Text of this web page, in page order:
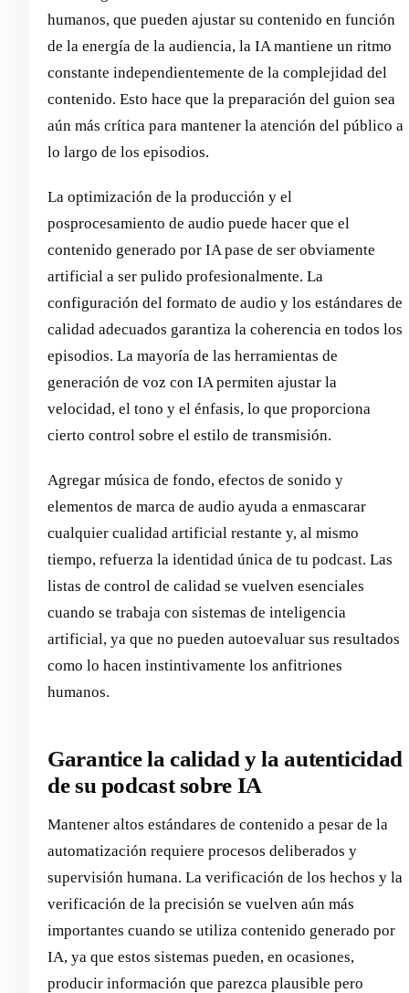
humanos, que pueden ajustar su contenido en función
de la energía de la audiencia, la IA mantiene un ritmo
constante independientemente de la complejidad del
contenido. Esto hace que la preparación del guion sea
aún más crítica para mantener la atención del público a
lo largo de los episodios.
La optimización de la producción y el
posprocesamiento de audio puede hacer que el
contenido generado por IA pase de ser obviamente
artificial a ser pulido profesionalmente. La
configuración del formato de audio y los estándares de
calidad adecuados garantiza la coherencia en todos los
episodios. La mayoría de las herramientas de
generación de voz con IA permiten ajustar la
velocidad, el tono y el énfasis, lo que proporciona
cierto control sobre el estilo de transmisión.
Agregar música de fondo, efectos de sonido y
elementos de marca de audio ayuda a enmascarar
cualquier cualidad artificial restante y, al mismo
tiempo, refuerza la identidad única de tu podcast. Las
listas de control de calidad se vuelven esenciales
cuando se trabaja con sistemas de inteligencia
artificial, ya que no pueden autoevaluar sus resultados
como lo hacen instintivamente los anfitriones
humanos.
Garantice la calidad y la autenticidad
de su podcast sobre IA
Mantener altos estándares de contenido a pesar de la
automatización requiere procesos deliberados y
supervisión humana. La verificación de los hechos y la
verificación de la precisión se vuelven aún más
importantes cuando se utiliza contenido generado por
IA, ya que estos sistemas pueden, en ocasiones,
producir información que parezca plausible pero